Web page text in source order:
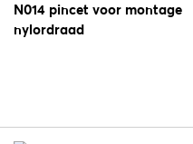
N014 pincet voor montage
nylordraad